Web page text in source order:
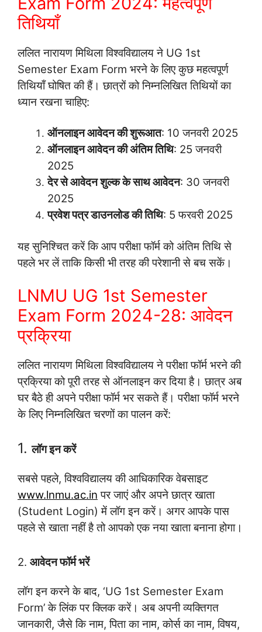
तिथियाँ
ललित नारायण मिथिला विश्वविद्यालय ने UG 1st
Semester Exam Form भरने के लिए कुछ महत्वपूर्ण
तिथियाँ घोषित की हैं। छात्रों को निम्नलिखित तिथियों का
ध्यान रखना चाहिए:
ऑनलाइन आवेदन की शुरूआत: 10 जनवरी 2025
ऑनलाइन आवेदन की अंतिम तिथि: 25 जनवरी
2025
देर से आवेदन शुल्क के साथ आवेदन: 30 जनवरी
2025
प्रवेश पत्र डाउनलोड की तिथि: 5 फरवरी 2025
यह सुनिश्चित करें कि आप परीक्षा फॉर्म को अंतिम तिथि से
पहले भर लें ताकि किसी भी तरह की परेशानी से बच सकें।
LNMU UG 1st Semester
Exam Form 2024-28: आवेदन
प्रक्रिया
ललित नारायण मिथिला विश्वविद्यालय ने परीक्षा फॉर्म भरने की
प्रक्रिया को पूरी तरह से ऑनलाइन कर दिया है। छात्र अब
घर बैठे ही अपने परीक्षा फॉर्म भर सकते हैं। परीक्षा फॉर्म भरने
के लिए निम्नलिखित चरणों का पालन करें:
1.लॉग इन करें
सबसे पहले, विश्वविद्यालय की आधिकारिक वेबसाइट
www.lnmu.ac.in पर जाएं और अपने छात्र खाता
(Student Login) में लॉग इन करें। अगर आपके पास
पहले से खाता नहीं है तो आपको एक नया खाता बनाना होगा।
2. आवेदन फॉर्म भरें
लॉग इन करने के बाद, ‘UG 1st Semester Exam
Form’ के लिंक पर क्लिक करें। अब अपनी व्यक्तिगत
जानकारी, जैसे कि नाम, पिता का नाम, कोर्स का नाम, विषय,